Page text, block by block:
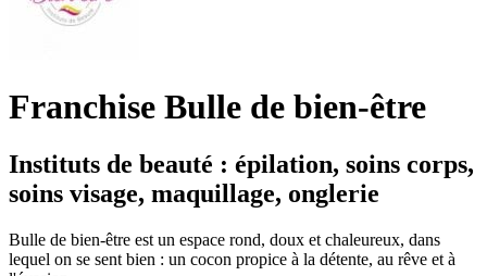
Franchise Bulle de bien-être
Instituts de beauté : épilation, soins corps,
soins visage, maquillage, onglerie
Bulle de bien-être est un espace rond, doux et chaleureux, dans
lequel on se sent bien : un cocon propice à la détente, au rêve et à